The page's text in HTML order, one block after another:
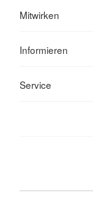
Mitwirken
Informieren
Service